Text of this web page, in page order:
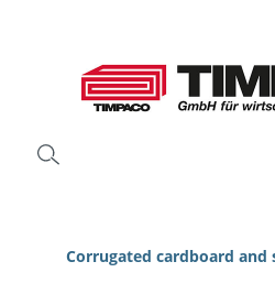
Corrugated cardboard and